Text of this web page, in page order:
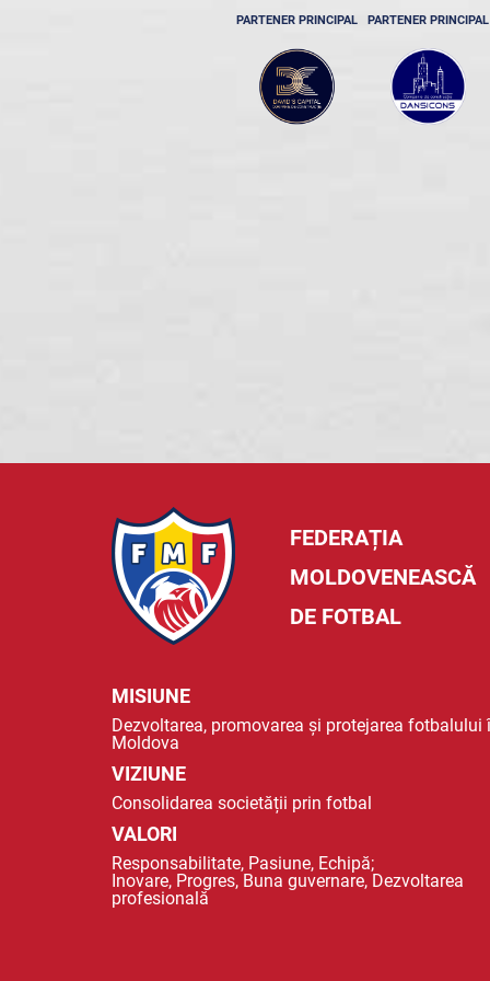
PARTENER PRINCIPAL PARTENER PRINCIPAL
FEDERAȚIA
MOLDOVENEASCĂ
DE FOTBAL
MISIUNE
Dezvoltarea, promovarea și protejarea fotbalului
Moldova
VIZIUNE
Consolidarea societății prin fotbal
VALORI
Responsabilitate, Pasiune, Echipă;
Inovare, Progres, Buna guvernare, Dezvoltarea
profesională